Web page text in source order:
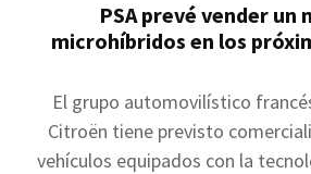
PSA prevé vender un
microhíbridos en los
El grupo automovilístico
Citroën tiene previsto
vehículos equipados con la